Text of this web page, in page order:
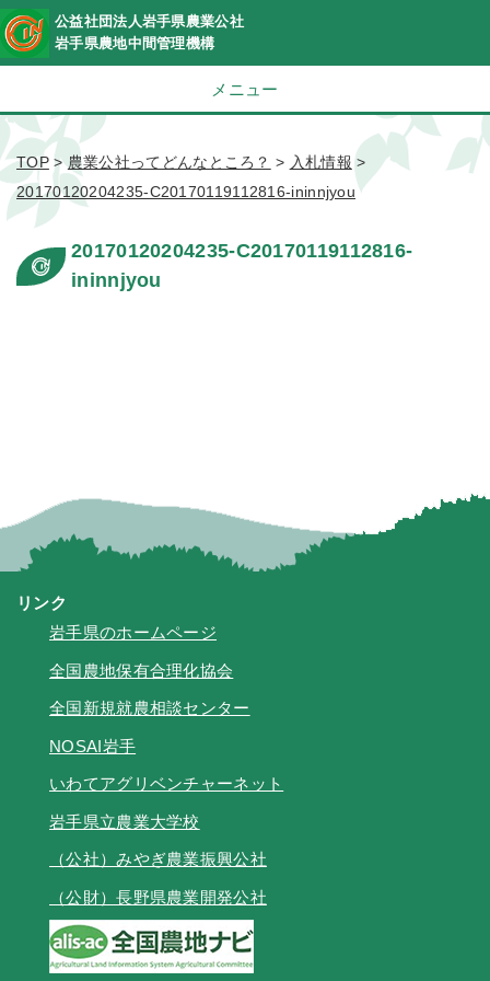
公益社団法人岩手県農業公社
岩手県農地中間管理機構
メニュー
TOP>農業公社ってどんなところ？ > 入札情報 >
20170120204235-C20170119112816-ininnjyou
20170120204235-C20170119112816-
ininnjyou
リンク
岩手県のホームページ
全国農地保有合理化協会
全国新規就農相談センター
NOSAI岩手
いわてアグリベンチャーネット
岩手県立農業大学校
（公社）みやぎ農業振興公社
（公財）長野県農業開発公社